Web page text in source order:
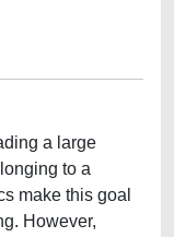
a large
to a
make this goal
However,